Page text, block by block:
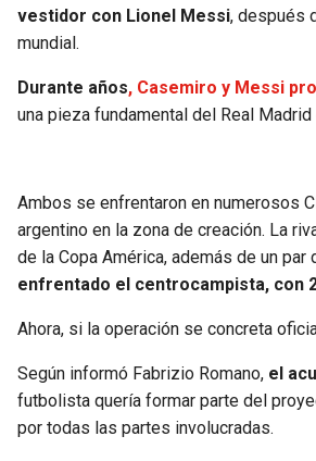
vestidor con Lionel Messi, después
mundial.
Durante años, Casemiro y Messi
una pieza fundamental del Real
Ambos se enfrentaron en numerosos
argentino en la zona de creación. La
de la Copa América, además de un
enfrentado el centrocampista, con
Ahora, si la operación se concreta
Según informó Fabrizio Romano, el
futbolista quería formar parte del
por todas las partes involucradas.